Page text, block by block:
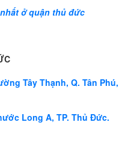
ở quận thủ đức
Tây Thạnh, Q. Tân Phú,
Long A, TP. Thủ Đức.